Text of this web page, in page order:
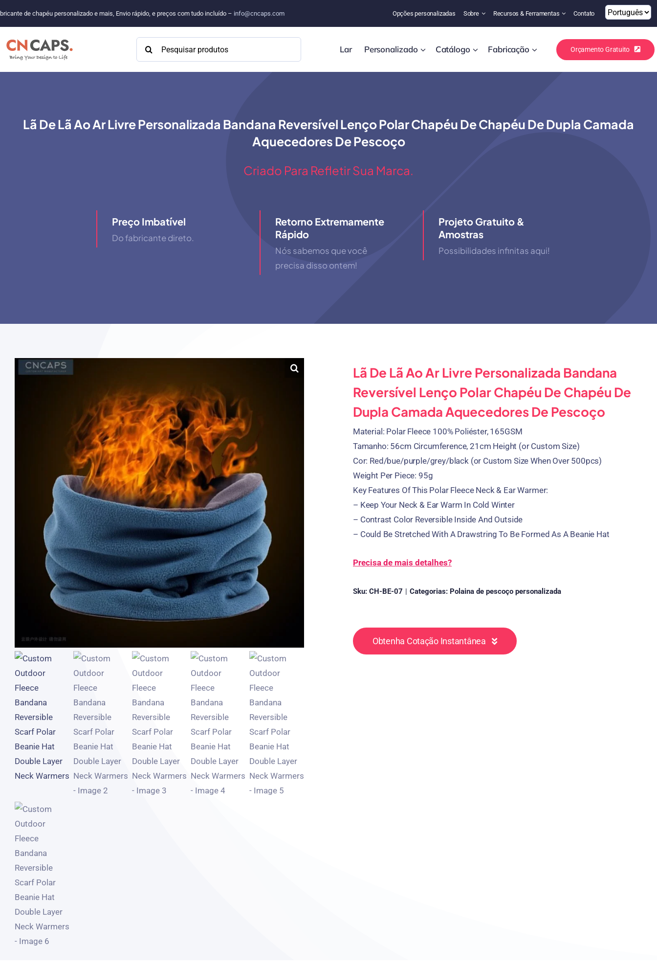
conteúdo
de chapéu personalizado e mais, Envio rápido, e preços com tudo incluído – info@cncaps.com Opções personalizadas Sobre Recursos & Ferramentas Contato
Procurar: Lar Personalizado Catálogo Fabricação Orçamento Gratuito
Lã De Lã Ao Ar Livre Personalizada Bandana Reversível Lenço Polar Chapéu De Chapéu De Dupla Camada
Aquecedores De Pescoço
Criado Para Refletir Sua Marca.
Preço Imbatível
Do fabricante direto.
Retorno Extremamente
Rápido
Nós sabemos que você
precisa disso ontem!
Projeto Gratuito &
Amostras
Possibilidades infinitas aqui!
Lã De Lã Ao Ar Livre Personalizada Bandana
Reversível Lenço Polar Chapéu De Chapéu De
Dupla Camada Aquecedores De Pescoço
Material: Polar Fleece 100% Poliéster, 165GSM
Tamanho: 56cm Circumference, 21 cm Height (or Custom Size)
Cor: Red/bue/purple/grey/black(or Custom Size When Over 500pcs)
Weight Per Piece: 95g
Key Features Of This Polar Fleece Neck& Ear Warmer:
– Keep Your Neck & Ear Warm In Cold Winter
– Contrast Color Reversible Inside And Outside
– Could Be Stretched With A Drawstring To Be Formed As A Beanie Hat
Precisa de mais detalhes?
Sku: CH-BE-07 | Categorias: Polaina de pescoço personalizada
Obtenha Cotação Instantânea